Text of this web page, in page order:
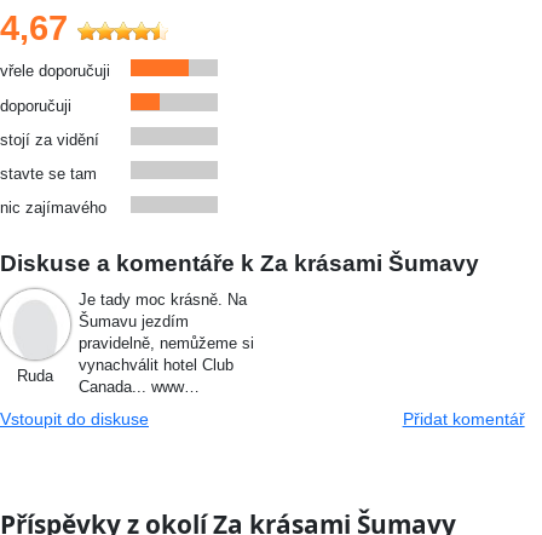
4,67
vřele doporučuji
doporučuji
stojí za vidění
stavte se tam
nic zajímavého
Diskuse a komentáře k Za krásami Šumavy
Ruda
Je tady moc krásně. Na
Šumavu jezdím
pravidelně, nemůžeme si
vynachválit hotel Club
Canada... www…
Vstoupit do diskuse Přidat komentář
Příspěvky z okolí Za krásami Šumavy